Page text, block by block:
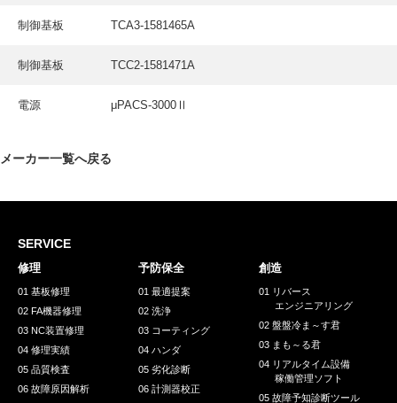
お問い合わせ /
制御基板 TCA3-1581465A
制御基板 TCC2-1581471A
電源 μPACS-3000Ⅱ
メーカー一覧へ戻る
SERVICE
修理
01 基板修理
02 FA機器修理
03 NC装置修理
04 修理実績
05 品質検査
06 故障原因解析
予防保全
01 最適提案
02 洗浄
03 コーティング
04 ハンダ
05 劣化診断
06 計測器校正
創造
01 リバース
エンジニアリング
02 盤盤冷ま～す君
03 まも～る君
04 リアルタイム設備
稼働管理ソフト
05 故障予知診断ツール